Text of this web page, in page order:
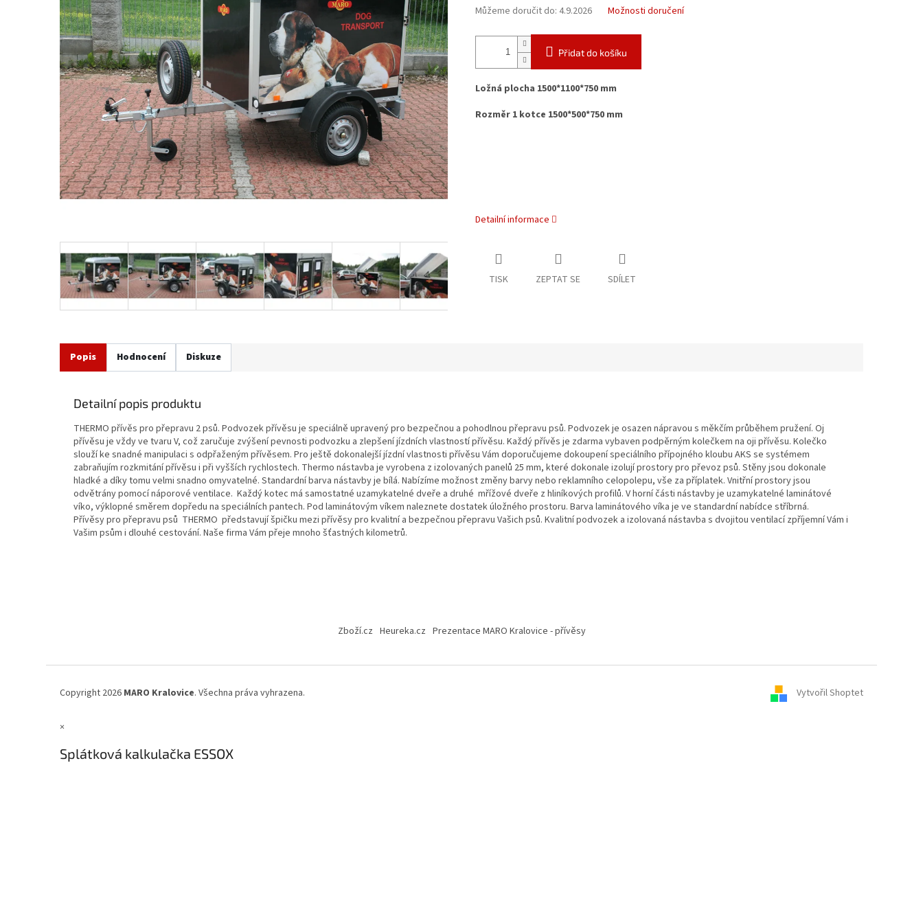
Můžeme doručit do: 4.9.2026 Možnosti doručení
Přidat do košíku
Ložná plocha 1500*1100*750 mm
Rozměr 1 kotce 1500*500*750 mm
Detailní informace
TISK ZEPTAT SE SDÍLET
Popis Hodnocení Diskuze
Detailní popis produktu
THERMO přívěs pro přepravu 2 psů. Podvozek přívěsu je speciálně upravený pro bezpečnou a pohodlnou přepravu psů. Podvozek je osazen nápravou s měkčím průběhem pružení. Oj
přívěsu je vždy ve tvaru V, což zaručuje zvýšení pevnosti podvozku a zlepšení jízdních vlastností přívěsu. Každý přívěs je zdarma vybaven podpěrným kolečkem na oji přívěsu. Kolečko
slouží ke snadné manipulaci s odpřaženým přívěsem. Pro ještě dokonalejší jízdní vlastnosti přívěsu Vám doporučujeme dokoupení speciálního přípojného kloubu AKS se systémem
zabraňujím rozkmitání přívěsu i při vyšších rychlostech. Thermo nástavba je vyrobena z izolovaných panelů 25 mm, které dokonale izolují prostory pro převoz psů. Stěny jsou dokonale
hladké a díky tomu velmi snadno omyvatelné. Standardní barva nástavby je bílá. Nabízíme možnost změny barvy nebo reklamního celopolepu, vše za příplatek. Vnitřní prostory jsou
odvětrány pomocí náporové ventilace. Každý kotec má samostatné uzamykatelné dveře a druhé mřížové dveře z hliníkových profilů. V horní části nástavby je uzamykatelné laminátové
víko, výklopné směrem dopředu na speciálních pantech. Pod laminátovým víkem naleznete dostatek úložného prostoru. Barva laminátového víka je ve standardní nabídce stříbrná.
Přívěsy pro přepravu psů THERMO představují špičku mezi přívěsy pro kvalitní a bezpečnou přepravu Vašich psů. Kvalitní podvozek a izolovaná nástavba s dvojitou ventilací zpříjemní Vám i
Vašim psům i dlouhé cestování. Naše firma Vám přeje mnoho šťastných kilometrů.
Zboží.cz Heureka.cz Prezentace MARO Kralovice - přívěsy
Vytvořil Shoptet
Copyright 2026 MARO Kralovice. Všechna práva vyhrazena.
×
Splátková kalkulačka ESSOX